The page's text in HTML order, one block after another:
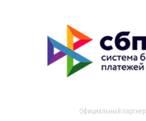
Официальный партнер